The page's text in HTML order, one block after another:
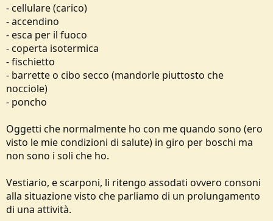
- cellulare (carico)
- accendino
- esca per il fuoco
- coperta isotermica
- fischietto
- barrette o cibo secco (mandorle piuttosto che
nocciole)
- poncho
Oggetti che normalmente ho con me quando sono (ero
visto le mie condizioni di salute) in giro per boschi ma
non sono i soli che ho.
Vestiario, e scarponi, li ritengo assodati ovvero consoni
alla situazione visto che parliamo di un prolungamento
di una attività.